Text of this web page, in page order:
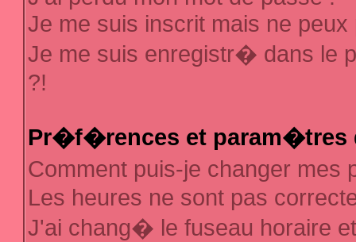
Je me suis inscrit mais ne
Je me suis enregistr� dans le
?!
Pr�f�rences et param�tres
Comment puis-je changer
Les heures ne sont pas
J'ai chang� le fuseau horaire